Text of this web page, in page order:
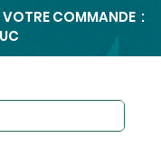
COMMANDE :